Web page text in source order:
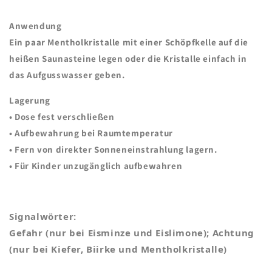
Anwendung
Ein paar Mentholkristalle mit einer Schöpfkelle auf die
heißen Saunasteine legen oder die Kristalle einfach in
das Aufgusswasser geben.
Lagerung
• Dose fest verschließen
• Aufbewahrung bei Raumtemperatur
• Fern von direkter Sonneneinstrahlung lagern.
• Für Kinder unzugänglich aufbewahren
Signalwörter:
Gefahr (nur bei Eisminze und Eislimone); Achtung
(nur bei Kiefer, Biirke und Mentholkristalle)